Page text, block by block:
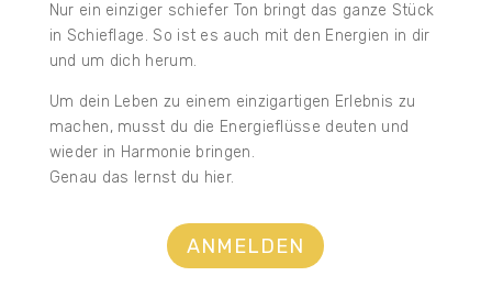
Nur ein einziger schiefer Ton bringt das ganze Stück
in Schieflage. So ist es auch mit den Energien in dir
und um dich herum.
Um dein Leben zu einem einzigartigen Erlebnis zu
machen, musst du die Energieflüsse deuten und
wieder in Harmonie bringen.
Genau das lernst du hier.
ANMELDEN